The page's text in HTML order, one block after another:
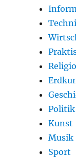
Politik
Kunst
Musik
Sport